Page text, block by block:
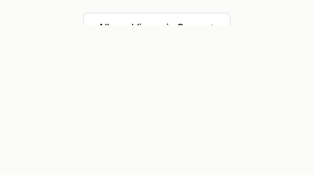
Alle meldingen in Grave →